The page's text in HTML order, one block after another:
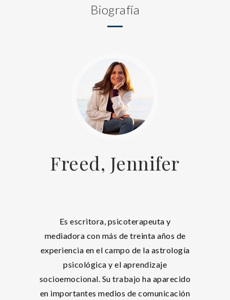
Biografía
Freed, Jennifer
Es escritora, psicoterapeuta y
mediadora con más de treinta años de
experiencia en el campo de la astrología
psicológica y el aprendizaje
socioemocional. Su trabajo ha aparecido
en importantes medios de comunicación